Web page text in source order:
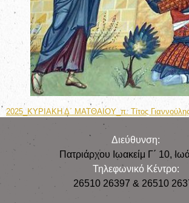
2025_ΚΥΡΙΑΚΗ Δ΄ ΜΑΤΘΑΙΟΥ_π. Τίτος
Διεύθυνση:
Πατριάρχου Ιωακείμ Γ΄ 10,
Τηλεφωνικό Κέντρο:
26510 26397 & 26510